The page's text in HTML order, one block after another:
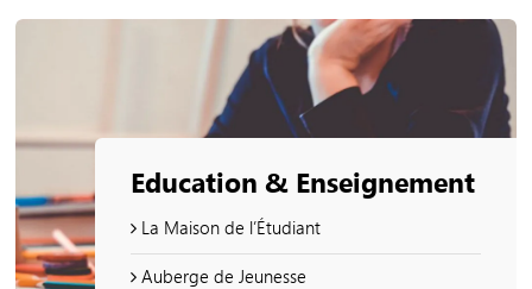
Education & Enseignement
La Maison de l’Étudiant
Auberge de Jeunesse